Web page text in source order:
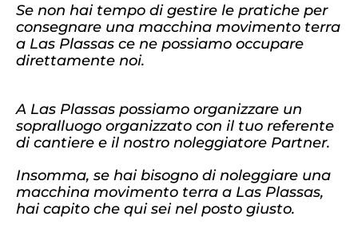
Se non hai tempo di gestire le pratiche per
consegnare una macchina movimento terra
a Las Plassas ce ne possiamo occupare
direttamente noi.
A Las Plassas possiamo organizzare un
sopralluogo organizzato con il tuo referente
di cantiere e il nostro noleggiatore Partner.
Insomma, se hai bisogno di noleggiare una
macchina movimento terra a Las Plassas,
hai capito che qui sei nel posto giusto.